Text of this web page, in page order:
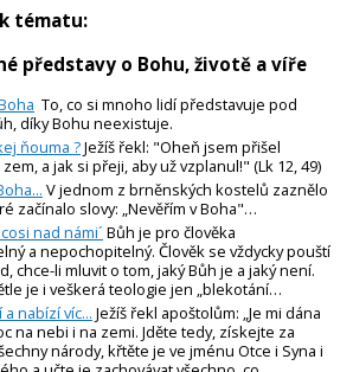
tématu:
představy o Bohu, životě a víře
To, co si mnoho lidí představuje pod
díky Bohu neexistuje.
ňouma ?Ježíš řekl: "Oheň jsem přišel
a jak si přeji, aby už vzplanul!" (Lk 12, 49)
V jednom z brněnských kostelů zaznělo
začínalo slovy: „Nevěřím v Boha"…
nad námi´ Bůh je pro člověka
a nepochopitelný. Člověk se vždycky pouští
chce-li mluvit o tom, jaký Bůh je a jaký není.
je i veškerá teologie jen „blekotání…
nabízí víc... Ježíš řekl apoštolům: „Je mi dána
na nebi i na zemi. Jděte tedy, získejte za
národy, křtěte je ve jménu Otce i Syna i